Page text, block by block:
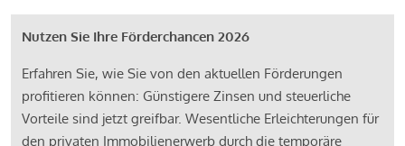
Nutzen Sie Ihre Förderchancen 2026
Erfahren Sie, wie Sie von den aktuellen Förderungen
profitieren können: Günstigere Zinsen und steuerliche
Vorteile sind jetzt greifbar. Wesentliche Erleichterungen für
den privaten Immobilienerwerb durch die temporäre